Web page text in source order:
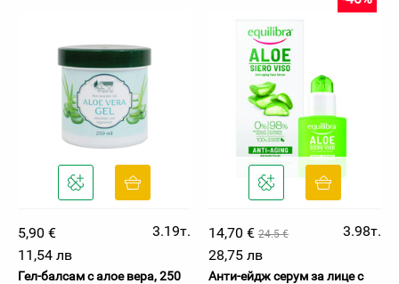
5,90 €
3.19т.
11,54 лв
Гел-балсам с алое вера, 250
14,70 € 24.5 €
3.98т.
28,75 лв
Анти-ейдж серум за лице с